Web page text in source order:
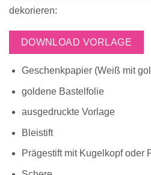
dekorieren:
DOWNLOAD VORLAGE
Geschenkpapier (Weiß mit
goldene Bastelfolie
ausgedruckte Vorlage
Bleistift
Prägestift mit Kugelkopf oder